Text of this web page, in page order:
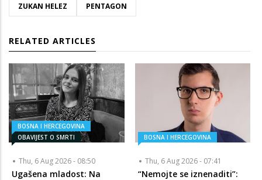
ZUKAN HELEZ PENTAGON
RELATED ARTICLES
BOSNA I HERCEGOVINA
OBAVIJEST O SMRTI
Thu, 6 Aug 2026 - 08:50
Ugašena mladost: Na
BOSNA I HERCEGOVINA
Thu, 6 Aug 2026 - 07:41
“Nemojte se iznenaditi”: